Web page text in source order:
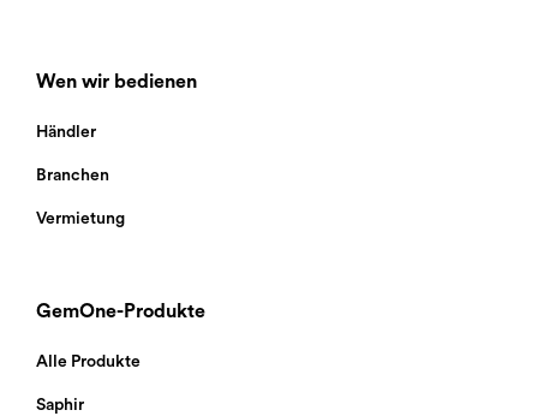
Wen wir bedienen
Händler
Branchen
Vermietung
GemOne-Produkte
Alle Produkte
Saphir